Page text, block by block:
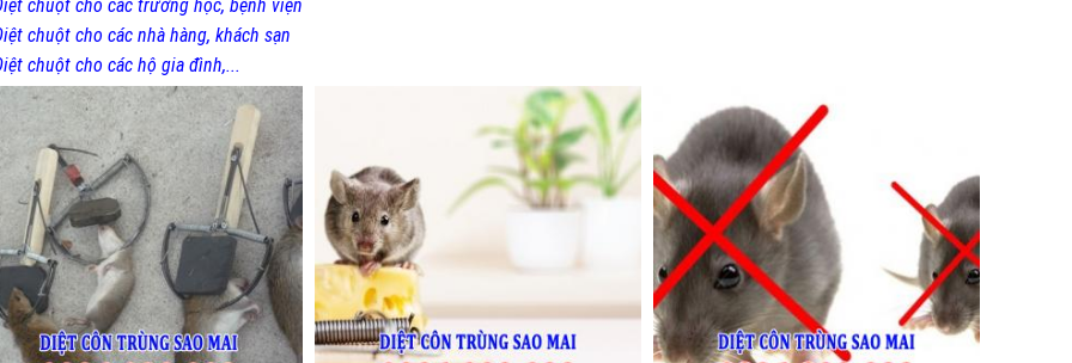
chuột cho các trường học, bệnh viện
chuột cho các nhà hàng, khách sạn
chuột cho các hộ gia đình,...